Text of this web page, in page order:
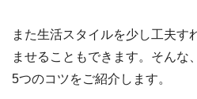
また生活スタイルを少し工夫す
ませることもできます。そんな
5つのコツをご紹介します。